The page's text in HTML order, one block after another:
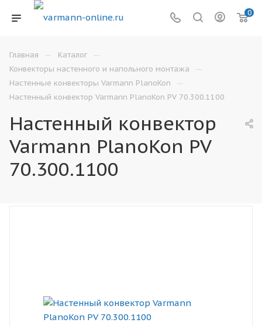
0
Главная — Каталог —
Конвекторы настенного и напольного монтажа —
Настенные конвекторы Varmann PlanoKon —
Настенный конвектор Varmann PlanoKon PV 70.300.1100
Настенный конвектор
Varmann PlanoKon PV
70.300.1100